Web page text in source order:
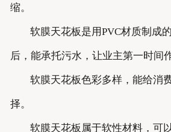
缩。
软膜天花板是用PVC材质制成
后，能承托污水，让业主第一时间
软膜天花板色彩多样，能给消
择。
软膜天花板属于软性材料，可